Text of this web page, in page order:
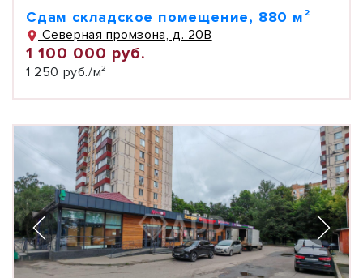
Сдам складское помещение, 880 м²
Северная промзона, д. 20В
1 100 000 руб.
1 250 руб./м²